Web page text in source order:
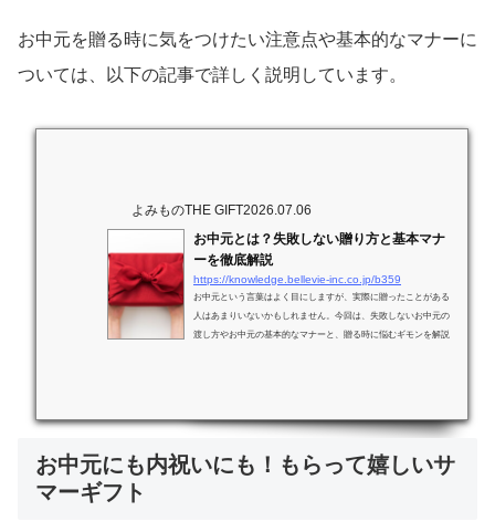
お中元を贈る時に気をつけたい注意点や基本的なマナーに
ついては、以下の記事で詳しく説明しています。
よみものTHE GIFT2026.07.06
お中元とは？失敗しない贈り方と基本マナ
ーを徹底解説
https://knowledge.bellevie-inc.co.jp/b359
お中元という言葉はよく目にしますが、実際に贈ったことがある
人はあまりいないかもしれません。今回は、失敗しないお中元の
渡し方やお中元の基本的なマナーと、贈る時に悩むギモンを解説
のうちにしっかりと理解しておくと安心です。お中元とは？夏が
お中元にも内祝いにも！もらって嬉しいサ
マーギフト